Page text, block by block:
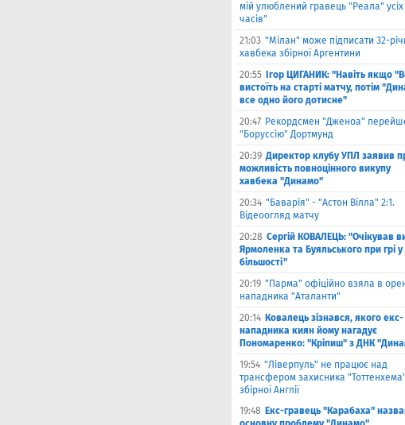
мій улюблений гравець "Реала" усіх
часів"
21:03 "Мілан" може підписати 32-
хавбека збірної Аргентини
20:55
Ігор ЦИГАНИК: "Навіть якщо
вистоїть на старті матчу, потім
все одно його дотисне"
20:47 Рекордсмен "Дженоа"
"Боруссію" Дортмунд
20:39 Директор клубу УПЛ заявив
можливість повноцінного викупу
хавбека "Динамо"
20:34 "Баварія" - "Астон Вілла" 2:1.
Відеоогляд матчу
20:28 Сергій КОВАЛЕЦЬ: "Очікував
Ярмоленка та Буяльського при грі у
більшості"
20:19 "Парма" офіційно взяла в
нападника "Аталанти"
20:14 Ковалець зізнався, якого екс-
нападника киян йому нагадує
Пономаренко: "Кріпиш" з ДНК
19:54 "Ліверпуль" не працює над
трансфером захисника
збірної Англії
19:48 Екс-гравець "Карабаха"